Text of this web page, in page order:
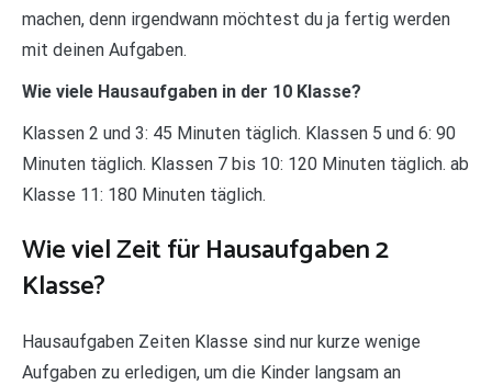
machen, denn irgendwann möchtest du ja fertig werden
mit deinen Aufgaben.
Wie viele Hausaufgaben in der 10 Klasse?
Klassen 2 und 3: 45 Minuten täglich. Klassen 5 und 6: 90
Minuten täglich. Klassen 7 bis 10: 120 Minuten täglich. ab
Klasse 11: 180 Minuten täglich.
Wie viel Zeit für Hausaufgaben 2
Klasse?
Hausaufgaben Zeiten Klasse sind nur kurze wenige
Aufgaben zu erledigen, um die Kinder langsam an